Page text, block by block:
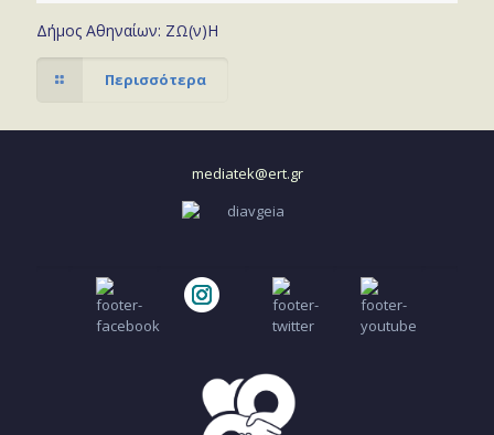
Δήμος Αθηναίων: ΖΩ(ν)Η
Περισσότερα
mediatek@ert.gr